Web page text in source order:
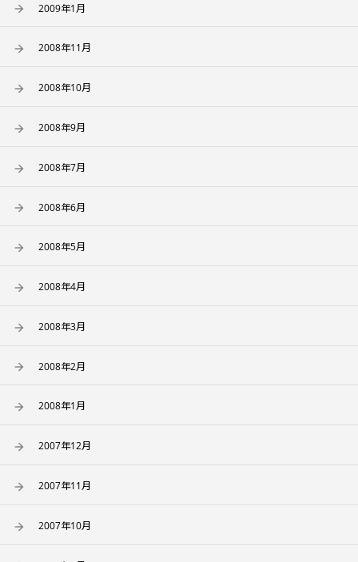
2009年1月
2008年11月
2008年10月
2008年9月
2008年7月
2008年6月
2008年5月
2008年4月
2008年3月
2008年2月
2008年1月
2007年12月
2007年11月
2007年10月